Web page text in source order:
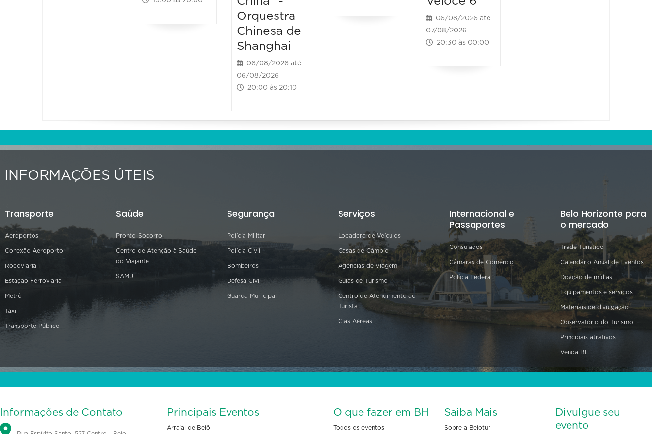
Orquestra
Chinesa de
Shanghai
06/08/2026 até
06/08/2026
20:00 às 20:10
06/08/2026 até
07/08/2026
20:30 às 00:00
INFORMAÇÕES ÚTEIS
Transporte
Aeroportos
Conexão Aeroporto
Rodoviária
Estação Ferroviária
Metrô
Táxi
Transporte Público
Saúde
Pronto-Socorro
Centro de Atenção à Saúde
do Viajante
SAMU
Segurança
Polícia Militar
Polícia Civil
Bombeiros
Defesa Civil
Guarda Municipal
Serviços
Locadora de Veículos
Casas de Câmbio
Agências de Viagem
Guias de Turismo
Centro de Atendimento ao
Turista
Cias Aéreas
Internacional e
Passaportes
Consulados
Câmaras de Comércio
Polícia Federal
Belo Horizonte para
o mercado
Trade Turístico
Calendário Anual de Eventos
Doação de mídias
Equipamentos e serviços
Materiais de divulgação
Observatório do Turismo
Principais atrativos
Venda BH
Informações de Contato Principais Eventos
Arraial de Belô
O que fazer em BH
Todos os eventos
Saiba Mais
Sobre a Belotur
Divulgue seu
evento